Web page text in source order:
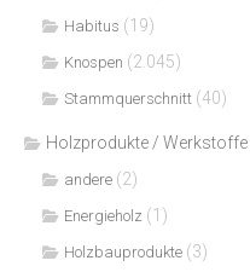
Habitus (19)
Knospen (2.045)
Stammquerschnitt (40)
Holzprodukte / Werkstoffe
andere (2)
Energieholz (1)
Holzbauprodukte (3)